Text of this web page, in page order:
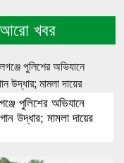
আরো খবর
পুলিশের অভিযানে
উদ্ধার; মামলা দায়ের